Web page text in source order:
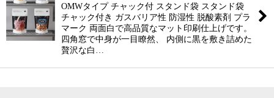
OMWタイプ チャック付 スタンド袋 スタンド袋
チャック付き ガスバリア性 防湿性 脱酸素剤 プラ
マーク 両面白で高品質なマット印刷仕上げです。
四角窓で中身が一目瞭然、 内側に黒を敷き詰めた
贅沢な白…